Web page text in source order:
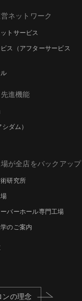
ネットワーク
トサービス
ス（アフターサービス
進機能
ダム）
が全店をバックアップ
研究所
バーホール専門工場
のご案内
ンの理念